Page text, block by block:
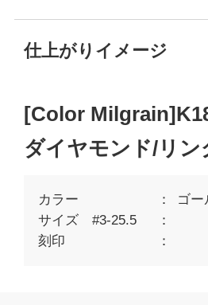
仕上がりイメージ
[Color
ダイヤモンド/リン
カラー
ゴー
サイズ #3-25.5
刻印